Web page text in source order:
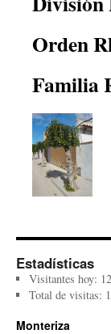
Orden
Familia
Estadísticas
Visitantes hoy:
Total de visitas:
Monteriza